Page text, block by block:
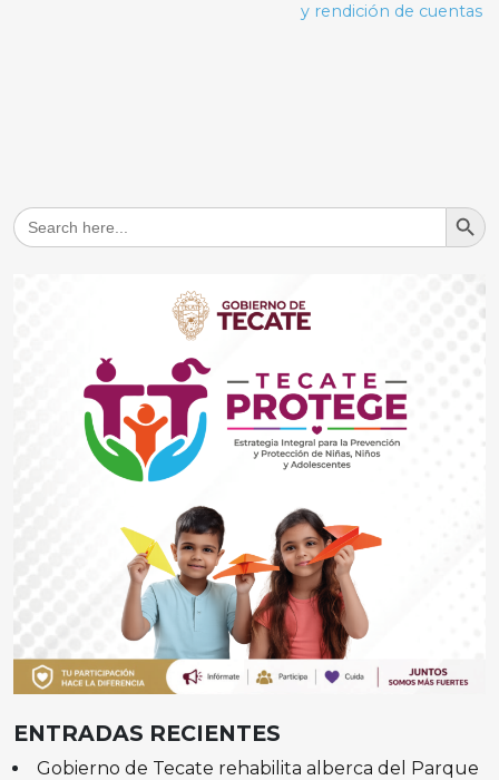
y rendición de cuentas
Search
for:
Search
ENTRADAS RECIENTES
Gobierno de Tecate rehabilita alberca del Parque